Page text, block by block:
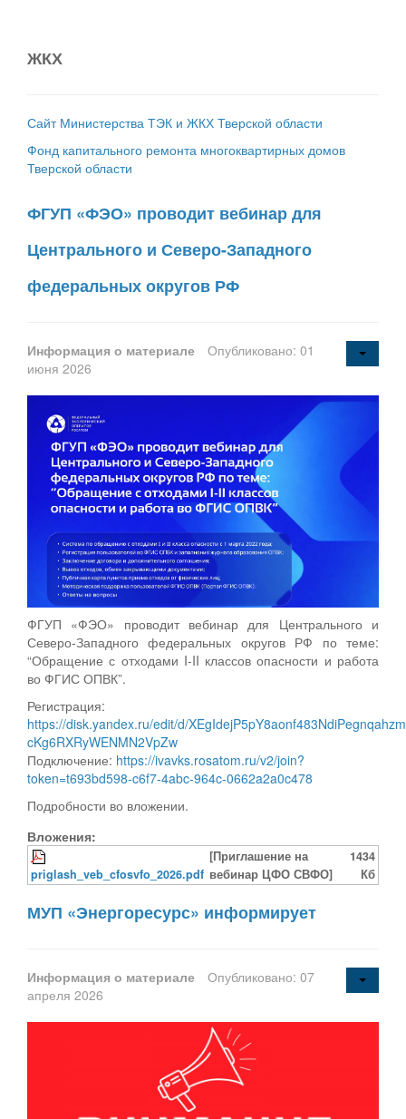
ЖКХ
Сайт Министерства ТЭК и ЖКХ Тверской области
Фонд капитального ремонта многоквартирных домов
Тверской области
ФГУП «ФЭО» проводит вебинар для
Центрального и Северо-Западного
федеральных округов РФ
Информация о материале
Опубликовано: 01
июня 2026
ФГУП «ФЭО» проводит вебинар для Центрального и
Северо-Западного федеральных округов РФ по теме:
“Обращение с отходами I-II классов опасности и работа
во ФГИС ОПВК”.
Регистрация:
https://disk.yandex.ru/edit/d/
cKg6RXRyWENMN2VpZw
Подключение: https://ivavks.rosatom.ru/v2/join?
token=t693bd598-c6f7-4abc-964c-0662a2a0c478
Подробности во вложении.
Вложения:
priglash_veb_cfosvfo_2026.pdf
[Приглашение на
вебинар ЦФО СВФО]
1434
Кб
МУП «Энергоресурс» информирует
Информация о материале
Опубликовано: 07
апреля 2026